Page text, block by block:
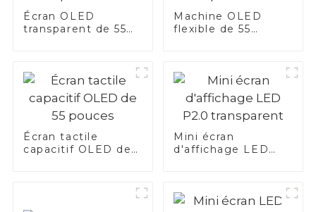
Écran OLED
transparent de 55
Machine OLED
flexible de 55
Écran tactile
capacitif OLED de
Mini écran
d'affichage LED